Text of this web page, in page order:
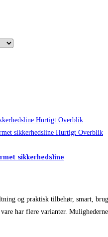
Hurtigt Overblik
Hurtigt Overblik
sikkerhedsline
og praktisk tilbehør, smart,
har flere varianter.